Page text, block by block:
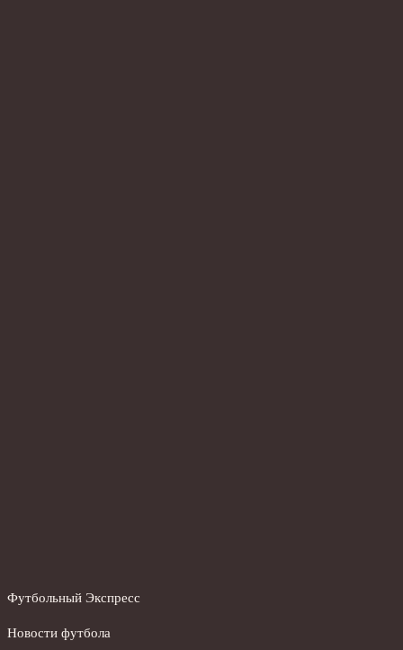
Футбольный Экспресс
Новости футбола